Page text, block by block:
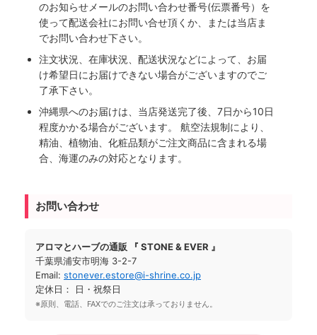
のお知らせメールのお問い合わせ番号(伝票番号）を
使って配送会社にお問い合せ頂くか、または当店ま
でお問い合わせ下さい。
注文状況、在庫状況、配送状況などによって、お届
け希望日にお届けできない場合がございますのでご
了承下さい。
沖縄県へのお届けは、当店発送完了後、7日から10日
程度かかる場合がございます。 航空法規制により、
精油、植物油、化粧品類がご注文商品に含まれる場
合、海運のみの対応となります。
お問い合わせ
アロマとハーブの通販 『 STONE & EVER 』
千葉県浦安市明海 3-2-7
Email: stonever.estore@i-shrine.co.jp
定休日： 日・祝祭日
※原則、電話、FAXでのご注文は承っておりません。